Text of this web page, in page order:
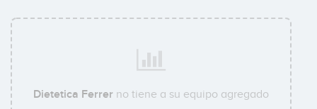
Dietetica Ferrer no tiene a su equipo agregado